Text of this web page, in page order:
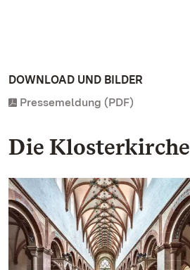
DOWNLOAD UND BILDER
Pressemeldung (PDF)
Die Klosterkirche